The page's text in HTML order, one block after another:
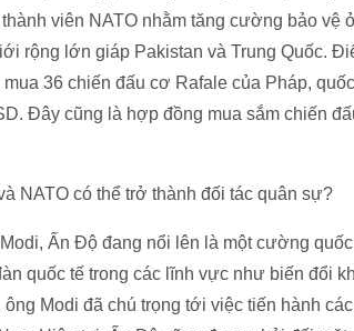
viên NATO nhằm tăng cường bảo vệ
rộng lớn giáp Pakistan và Trung Quốc.
36 chiến đấu cơ Rafale của Pháp,
Đây cũng là hợp đồng mua sắm chiến
NATO có thể trở thành đối tác quân sự?
Ấn Độ đang nổi lên là một cường
quốc tế trong các lĩnh vực như biến đổi
Modi đã chú trọng tới việc tiến hành